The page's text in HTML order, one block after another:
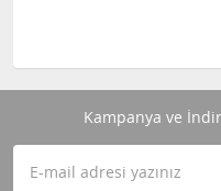
Kampanya ve